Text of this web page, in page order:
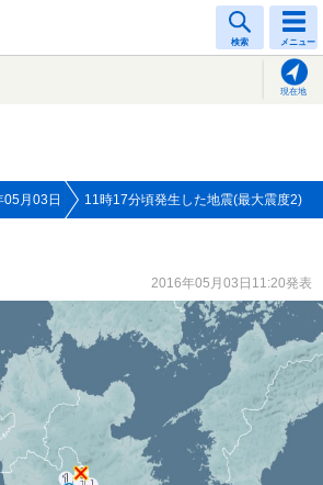
検索 メニュー
現在地
月03日 11時17分頃発生した地震(最大震度2)
2016年05月03日11:20発表